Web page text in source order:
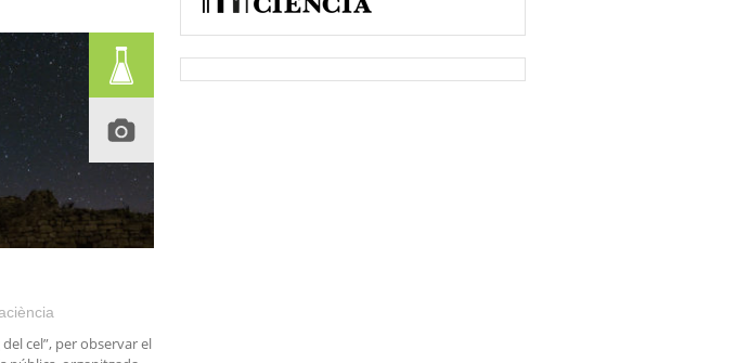
cel”, per observar el